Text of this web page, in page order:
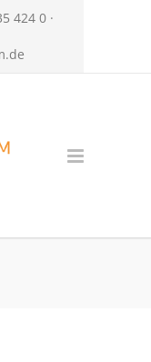
424 0 ·